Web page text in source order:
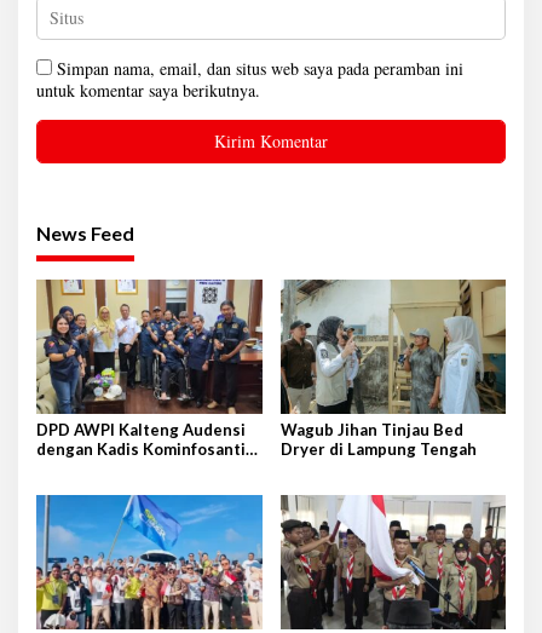
Simpan nama, email, dan situs web saya pada peramban ini
untuk komentar saya berikutnya.
News Feed
DPD AWPI Kalteng Audensi
dengan Kadis Kominfosantik
Indonesia
Wagub Jihan Tinjau Bed
Dryer di Lampung Tengah